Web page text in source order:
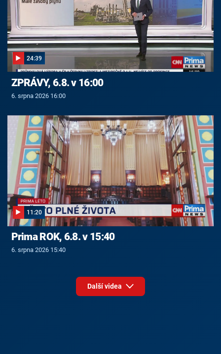
24:39
ZPRÁVY, 6.8. v 16:00
6. srpna 2026 16:00
11:20
Prima ROK, 6.8. v 15:40
6. srpna 2026 15:40
Další videa